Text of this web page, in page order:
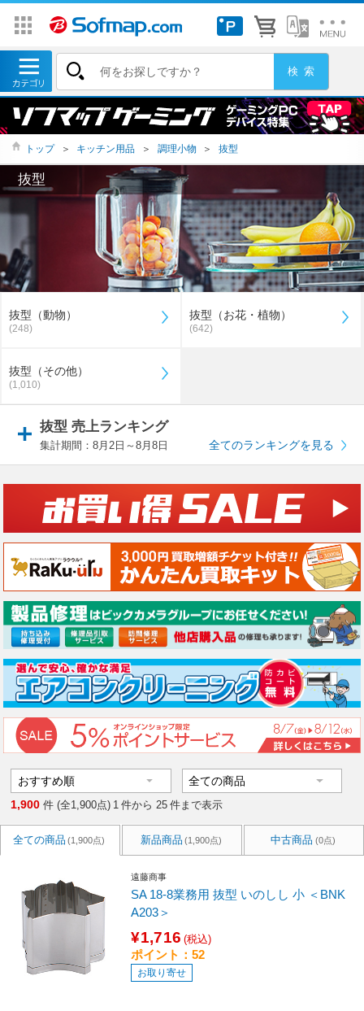
トップ ＞ キッチン用品 ＞ 調理小物 ＞ 抜型
抜型
抜型（動物）
(248)
抜型（お花・植物）
(642)
抜型（その他）
(1,010)
抜型 売上ランキング
集計期間：8月2日～8月8日 全てのランキングを見る
1,900 件 (全1,900点) 1 件から 25 件まで表示
全ての商品 (1,900点) 新品商品 (1,900点) 中古商品 (0点)
遠藤商事
SA 18-8業務用 抜型 いのしし 小 ＜BNK
A203＞
¥1,716 (税込)
ポイント：52
お取り寄せ